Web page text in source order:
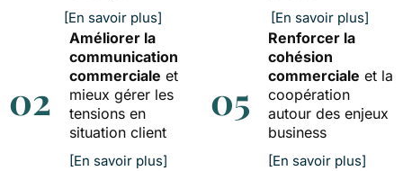
[En savoir plus]
02
Améliorer la
communication
commerciale et
mieux gérer les
tensions en
situation client
[En savoir plus]
[En savoir plus]
05
Renforcer la
cohésion
commerciale et la
coopération
autour des enjeux
business
[En savoir plus]